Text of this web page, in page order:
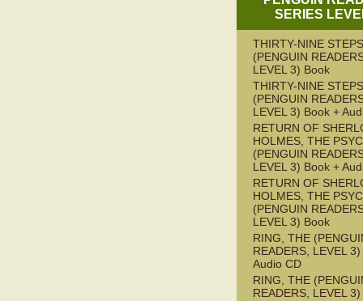
SERIES
THIRTY-NINE
(PENGUIN
LEVEL 3) Book
THIRTY-NINE
(PENGUIN
LEVEL 3) Book +
RETURN OF
HOLMES, THE
(PENGUIN
LEVEL 3) Book +
RETURN OF
HOLMES, THE
(PENGUIN
LEVEL 3) Book
RING, THE
READERS, LEVEL
Audio CD
RING, THE
READERS, LEVEL